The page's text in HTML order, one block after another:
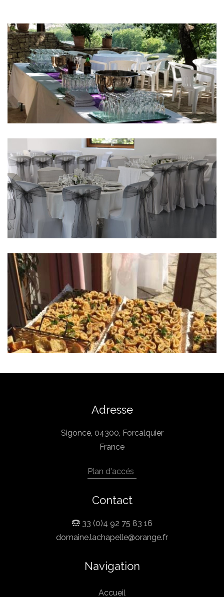
Adresse
Sigonce, 04300, Forcalquier
France
Plan d'accés
Contact
33 (0)4 92 75 83 16
domaine.lachapelle@orange.fr
Navigation
Accueil